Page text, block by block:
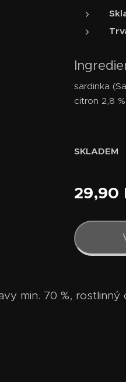
sardinka
citron 2,8
SKLADEM
29,90
min. 70 %, rostlinný